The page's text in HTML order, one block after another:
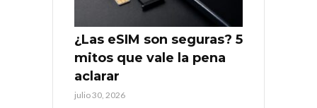
¿Las eSIM son seguras? 5
mitos que vale la pena
aclarar
julio 30, 2026